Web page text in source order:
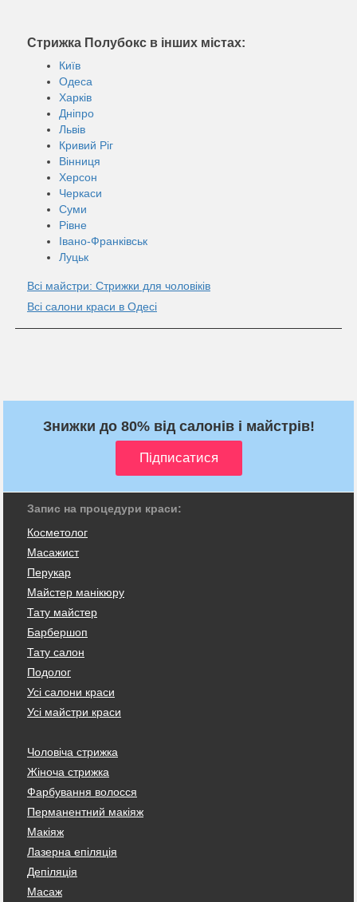
Стрижка Полубокс в інших містах:
Київ
Одеса
Харків
Дніпро
Львів
Кривий Ріг
Вінниця
Херсон
Черкаси
Суми
Рівне
Івано-Франківськ
Луцьк
Всі майстри: Стрижки для чоловіків
Всі салони краси в Одесі
Знижки до 80% від салонів і майстрів!
Запис на процедури краси:
Косметолог
Масажист
Перукар
Майстер манікюру
Тату майстер
Барбершоп
Тату салон
Подолог
Усі салони краси
Усі майстри краси
Чоловіча стрижка
Жіноча стрижка
Фарбування волосся
Перманентний макіяж
Макіяж
Лазерна епіляція
Депіляція
Масаж